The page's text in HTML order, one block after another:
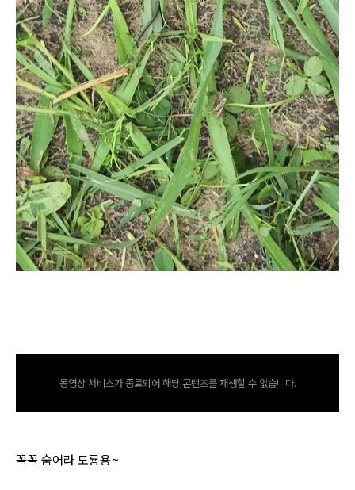
동영상 서비스가 종료되어 해당 콘텐츠를 재생할 수 없습니다.
꼭꼭 숨어라 도룡용~